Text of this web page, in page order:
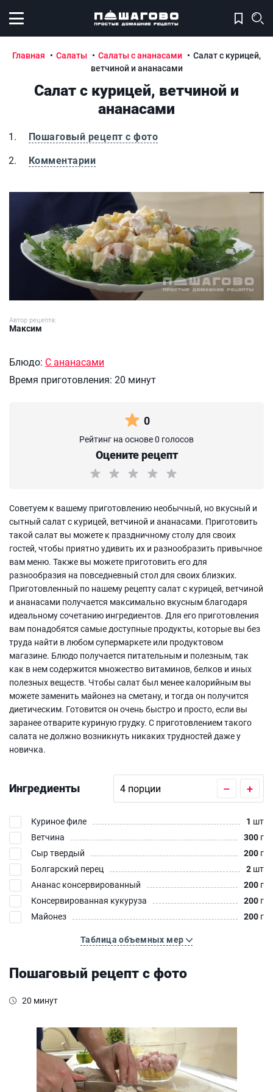
Открыть меню
Главная Салаты Салаты с ананасами
Салат с курицей,
ветчиной и ананасами
Салат с курицей, ветчиной и
ананасами
Пошаговый рецепт с фото
Комментарии
Салат с курицей, ветчиной и ананасами
Автор рецепта:
Максим
Блюдо: С ананасами
Время приготовления: 20 минут
0
Рейтинг на основе 0 голосов
Оцените рецепт
Советуем к вашему приготовлению необычный, но вкусный и
сытный салат с курицей, ветчиной и ананасами. Приготовить
такой салат вы можете к праздничному столу для своих
гостей, чтобы приятно удивить их и разнообразить привычное
вам меню. Также вы можете приготовить его для
разнообразия на повседневный стол для своих близких.
Приготовленный по нашему рецепту салат с курицей, ветчиной
и ананасами получается максимально вкусным благодаря
идеальному сочетанию ингредиентов. Для его приготовления
вам понадобятся самые доступные продукты, которые вы без
труда найти в любом супермаркете или продуктовом
магазине. Блюдо получается питательным и полезным, так
как в нем содержится множество витаминов, белков и иных
полезных веществ. Чтобы салат был менее калорийным вы
можете заменить майонез на сметану, и тогда он получится
диетическим. Готовится он очень быстро и просто, если вы
заранее отварите куриную грудку. С приготовлением такого
салата не должно возникнуть никаких трудностей даже у
новичка.
Ингредиенты – +
Куриное филе 1 шт
Ветчина
300 г
Сыр твердый
200 г
Болгарский перец
2 шт
Ананас консервированный
200 г
Консервированная кукуруза
200 г
Майонез
200 г
Таблица объемных мер
Пошаговый рецепт с фото
20 минут